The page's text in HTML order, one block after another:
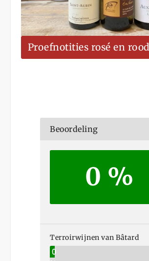
Proefnotities rosé en rood
Beoordeling
0 %
Terroirwijnen van Bâtard
0